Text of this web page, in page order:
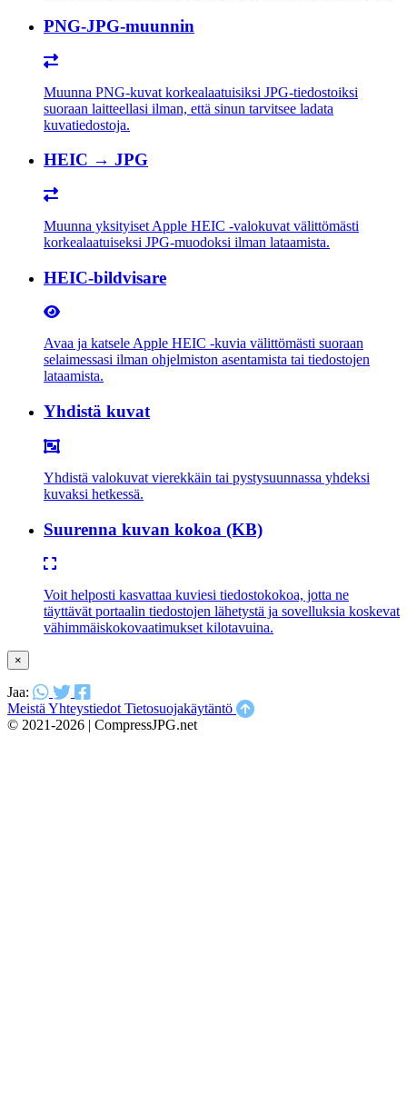
PNG-JPG-muunnin
Muunna PNG-kuvat korkealaatuisiksi JPG-tiedostoiksi
suoraan laitteellasi ilman, että sinun tarvitsee ladata
kuvatiedostoja.
HEIC → JPG
Muunna yksityiset Apple HEIC -valokuvat välittömästi
korkealaatuiseksi JPG-muodoksi ilman lataamista.
HEIC-bildvisare
Avaa ja katsele Apple HEIC -kuvia välittömästi suoraan
selaimessasi ilman ohjelmiston asentamista tai tiedostojen
lataamista.
Yhdistä kuvat
Yhdistä valokuvat vierekkäin tai pystysuunnassa yhdeksi
kuvaksi hetkessä.
Suurenna kuvan kokoa (KB)
Voit helposti kasvattaa kuviesi tiedostokokoa, jotta ne
täyttävät portaalin tiedostojen lähetystä ja sovelluksia koskevat
vähimmäiskokovaatimukset kilotavuina.
×
Jaa:
Meistä Yhteystiedot Tietosuojakäytäntö
© 2021-2026 | CompressJPG.net